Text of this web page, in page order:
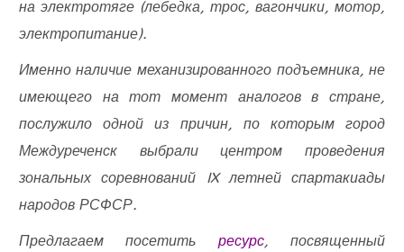
на электротяге (лебедка, трос, вагончики, мотор,
электропитание).
Именно наличие механизированного подъемника, не
имеющего на тот момент аналогов в стране,
послужило одной из причин, по которым город
Междуреченск выбрали центром проведения
зональных соревнований IX летней спартакиады
народов РСФСР.
Предлагаем посетить ресурс, посвященный